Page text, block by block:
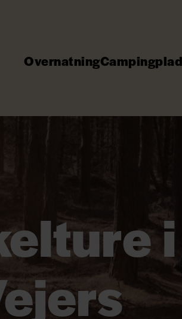
Overnatning
i